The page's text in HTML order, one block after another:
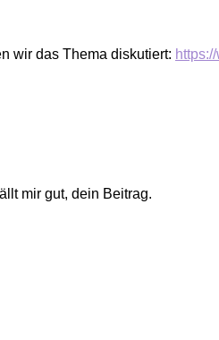
wir das Thema diskutiert:
mir gut, dein Beitrag.